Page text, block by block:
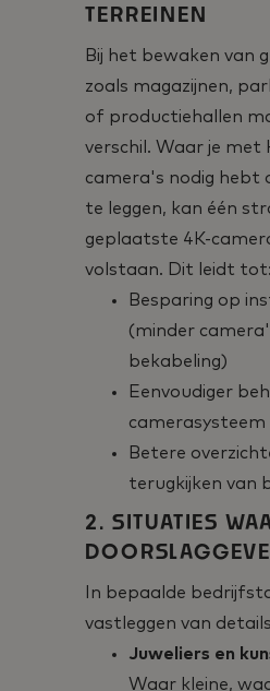
TERREINEN
Bij het bewaken van
zoals magazijnen,
of productiehallen
verschil. Waar je met
camera's nodig hebt
te leggen, kan één
geplaatste 4K-
volstaan. Dit leidt tot:
Besparing op
(minder
bekabeling)
Eenvoudiger
camerasysteem
Betere
terugkijken van
2. SITUATIES
In bepaalde
vastleggen van
Juweliers en
Waar kleine,